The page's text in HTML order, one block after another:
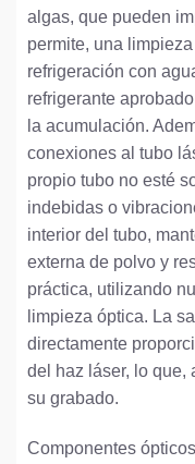
algas, que pueden
permite, una
refrigeración con
refrigerante
la acumulación.
conexiones al tubo
propio tubo no esté
indebidas o
interior del tubo,
externa de polvo y
práctica, utilizando
limpieza óptica. La
directamente
del haz láser, lo que,
su grabado.
Componentes